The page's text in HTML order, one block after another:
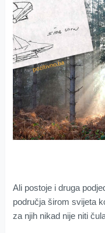
Ali postoje i druga
područja širom svijeta
za njih nikad nije niti